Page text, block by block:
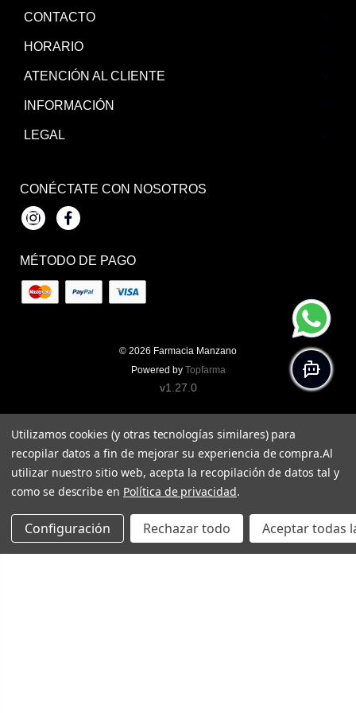
CONTACTO
HORARIO
ATENCIÓN AL CLIENTE
INFORMACIÓN
LEGAL
CONÉCTATE CON NOSOTROS
InstagramFacebook
MÉTODO DE PAGO
© 2026 Farmacia Manzano
Powered by Topfarma
v1.27.0
Utilizamos cookies (y otras tecnologías similares) para
recopilar datos a fin de mejorar su experiencia de compra.Al
utilizar nuestro sitio web, acepta la recopilación de datos tal y
como se describe en Política de privacidad.
Configuración Rechazar todo Aceptar todas